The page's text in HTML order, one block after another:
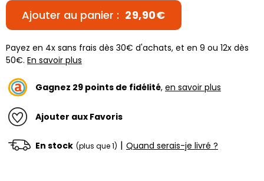
Ajouter au panier : 29,90€
Payez en 4x sans frais dès 30€ d'achats, et en 9 ou 12x dès
50€. En savoir plus
Gagnez 29 points de fidélité, en savoir plus
Ajouter aux Favoris
En stock (plus que 1) | Quand serais-je livré ?